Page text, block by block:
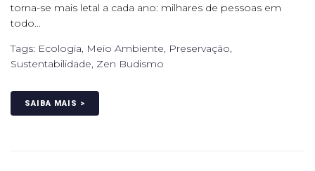
torna-se mais letal a cada ano: milhares de pessoas em
todo...
Tags: Ecologia Meio Ambiente Preservação
Sustentabilidade Zen Budismo
SAIBA MAIS >